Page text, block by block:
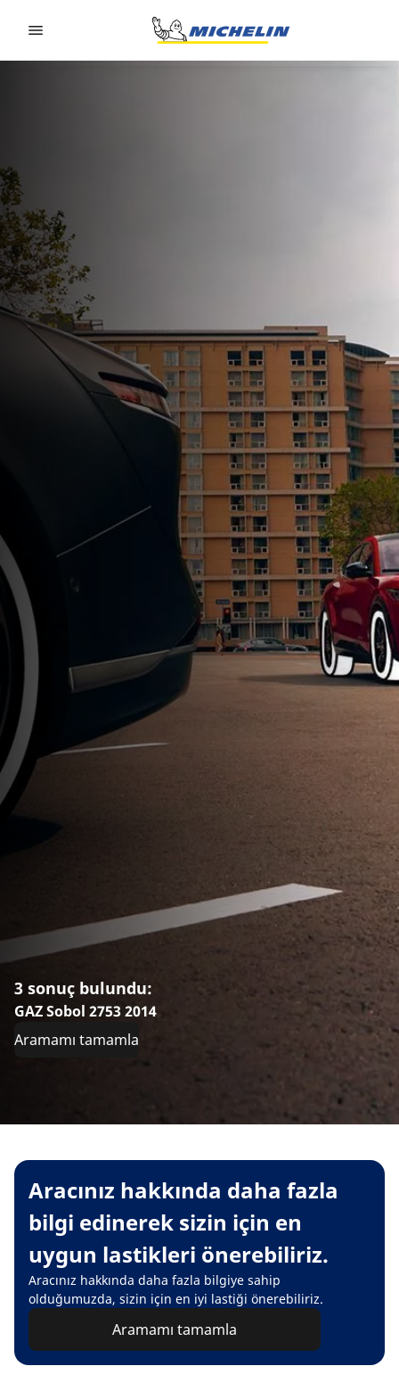
3 sonuç bulundu:
GAZ Sobol 2753 2014
Aramamı tamamla
Aracınız hakkında daha fazla
bilgi edinerek sizin için en
uygun lastikleri önerebiliriz.
Aracınız hakkında daha fazla bilgiye sahip
olduğumuzda, sizin için en iyi lastiği önerebiliriz.
Aramamı tamamla